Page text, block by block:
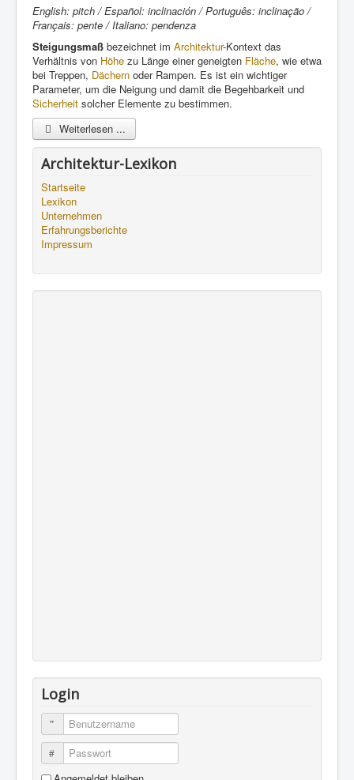
English: pitch / Español: inclinación / Português: inclinação /
Français: pente / Italiano: pendenza
Steigungsmaß bezeichnet im Architektur-Kontext das
Verhältnis von Höhe zu Länge einer geneigten Fläche, wie etwa
bei Treppen, Dächern oder Rampen. Es ist ein wichtiger
Parameter, um die Neigung und damit die Begehbarkeit und
Sicherheit solcher Elemente zu bestimmen.
Weiterlesen ...
Architektur-Lexikon
Startseite
Lexikon
Unternehmen
Erfahrungsberichte
Impressum
Login
Benutzername
Passwort